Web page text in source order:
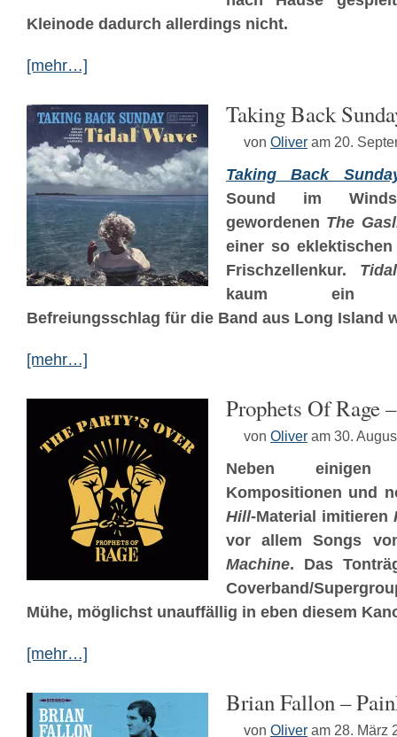
Kleinode dadurch allerdings nicht.
[mehr…]
Taking Back
von Oliver am 20.
Taking Back
Sound im
gewordenen The
einer so
Frischzellenkur.
kaum ein
Befreiungsschlag für die Band aus Long Island
[mehr…]
Prophets Of Rage
von Oliver am 30.
Neben
Kompositionen und
Hill-Material imitieren
vor allem Songs
Machine. Das
Coverband/
Mühe, möglichst unauffällig in eben diesem
[mehr…]
Brian Fallon –
von Oliver am 28. März